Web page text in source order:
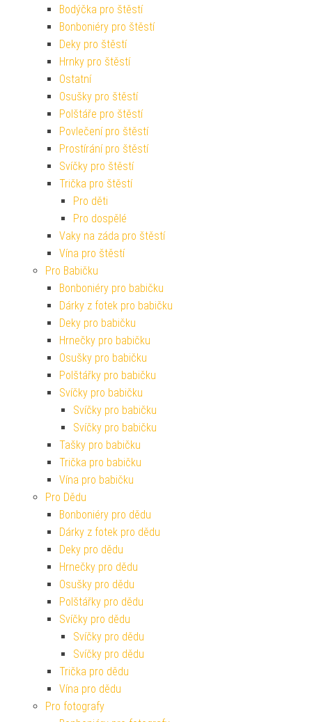
Bodýčka pro štěstí
Bonboniéry pro štěstí
Deky pro štěstí
Hrnky pro štěstí
Ostatní
Osušky pro štěstí
Polštáře pro štěstí
Povlečení pro štěstí
Prostírání pro štěstí
Svíčky pro štěstí
Trička pro štěstí
Pro děti
Pro dospělé
Vaky na záda pro štěstí
Vína pro štěstí
Pro Babičku
Bonboniéry pro babičku
Dárky z fotek pro babičku
Deky pro babičku
Hrnečky pro babičku
Osušky pro babičku
Polštářky pro babičku
Svíčky pro babičku
Svíčky pro babičku
Svíčky pro babičku
Tašky pro babičku
Trička pro babičku
Vína pro babičku
Pro Dědu
Bonboniéry pro dědu
Dárky z fotek pro dědu
Deky pro dědu
Hrnečky pro dědu
Osušky pro dědu
Polštářky pro dědu
Svíčky pro dědu
Svíčky pro dědu
Svíčky pro dědu
Trička pro dědu
Vína pro dědu
Pro fotografy